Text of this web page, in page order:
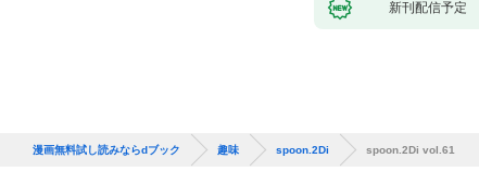
新刊配信予定
漫画無料試し読みならdブック 趣味 spoon.2Di spoon.2Di vol.61